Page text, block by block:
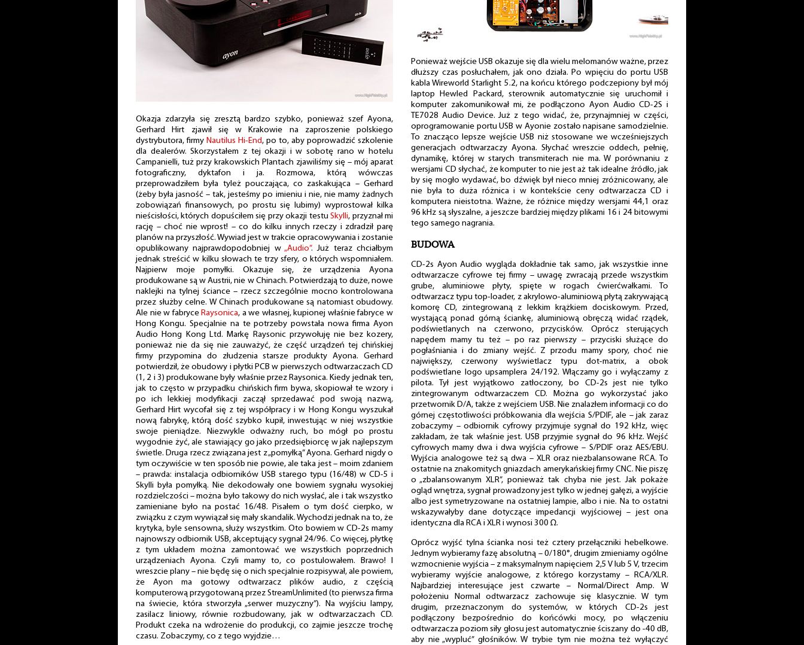
Okazja zdarzyła się zresztą bardzo szybko, ponieważ szef Ayona,
Gerhard Hirt zjawił się w Krakowie na zaproszenie polskiego
dystrybutora, firmy Nautilus Hi-End, po to, aby poprowadzić szkolenie
dla dealerów. Skorzystałem z tej okazji i w sobotę rano w hotelu
Campanielli, tuż przy krakowskich Plantach zjawiliśmy się – mój aparat
fotograficzny, dyktafon i ja. Rozmowa, którą wówczas
przeprowadziłem była tyleż pouczająca, co zaskakująca – Gerhard
(żeby była jasność – tak, jesteśmy po imieniu i nie, nie mamy żadnych
zobowiązań finansowych, po prostu się lubimy) wyprostował kilka
nieścisłości, których dopuściłem się przy okazji testuSkylli, przyznał mi
rację – choć nie wprost! – co do kilku innych rzeczy i zdradził parę
planów na przyszłość. Wywiad jest w trakcie opracowywania i zostanie
opublikowany najprawdopodobniej w „Audio”. Już teraz chciałbym
jednak streścić w kilku słowach te trzy sfery, o których wspomniałem.
Najpierw moje pomyłki. Okazuje się, że urządzenia Ayona
produkowane są w Austrii, nie w Chinach. Potwierdzają to duże, nowe
naklejki na tylnej ściance – rzecz szczególnie mocno kontrolowana
przez służby celne. W Chinach produkowane są natomiast obudowy.
Ale nie w fabryce Raysonica, a we własnej, kupionej właśnie fabryce w
Hong Kongu. Specjalnie na te potrzeby powstała nowa firma Ayon
Audio Hong Kong Ltd. Markę Raysonic przywołuję nie bez kozery,
ponieważ nie da się nie zauważyć, że część urządzeń tej chińskiej
firmy przypomina do złudzenia starsze produkty Ayona. Gerhard
potwierdził, że obudowy i płytki PCB w pierwszych odtwarzaczach CD
(1, 2 i 3) produkowane były właśnie przez Raysonica. Kiedy jednak ten,
jak to często w przypadku chińskich firm bywa, skopiował te wzory i
po ich lekkiej modyfikacji zaczął sprzedawać pod swoją nazwą,
Gerhard Hirt wycofał się z tej współpracy i w Hong Kongu wyszukał
nową fabrykę, którą dość szybko kupił, inwestując w niej wszystkie
swoje pieniądze. Niezwykle odważny ruch, bo mógł po prostu
wygodnie żyć, ale stawiający go jako przedsiębiorcę w jak najlepszym
świetle. Druga rzecz związana jest z „pomyłką” Ayona. Gerhard nigdy o
tym oczywiście w ten sposób nie powie, ale taka jest – moim zdaniem
– prawda: instalacja odbiorników USB starego typu (16/48) w CD-5 i
Skylli była pomyłką. Nie dekodowały one bowiem sygnału wysokiej
rozdzielczości – można było takowy do nich wysłać, ale i tak wszystko
zamieniane było na postać 16/48. Pisałem o tym dość cierpko, w
związku z czym wywiązał się mały skandalik. Wychodzi jednak na to, że
krytyka, byle sensowna, służy wszystkim. Oto bowiem w CD-2s mamy
najnowszy odbiornik USB, akceptujący sygnał 24/96. Co więcej, płytkę
z tym układem można zamontować we wszystkich poprzednich
urządzeniach Ayona. Czyli mamy to, co postulowałem. Brawo! I
wreszcie plany – nie będę się o nich specjalnie rozpisywał, ale powiem,
że Ayon ma gotowy odtwarzacz plików audio, z częścią
komputerową przygotowaną przez StreamUnlimited (to pierwsza firma
na świecie, która stworzyła „serwer muzyczny”). Na wyjściu lampy,
zasilacz liniowy, równie rozbudowany, jak w odtwarzaczach CD.
Produkt czeka na wdrożenie do produkcji, co zajmie jeszcze trochę
czasu. Zobaczymy, co z tego wyjdzie…
Ponieważ wejście USB okazuje się dla wielu melomanów ważne, przez
dłuższy czas posłuchałem, jak ono działa. Po wpięciu do portu USB
kabla Wireworld Starlight 5.2, na końcu którego podczepiony był mój
laptop Hewled Packard, sterownik automatycznie się uruchomił i
komputer zakomunikował mi, że podłączono Ayon Audio CD-2S i
TE7028 Audio Device. Już z tego widać, że, przynajmniej w części,
oprogramowanie portu USB w Ayonie zostało napisane samodzielnie.
To znacząco lepsze wejście USB niż stosowane we wcześniejszych
generacjach odtwarzaczy Ayona. Słychać wreszcie oddech, pełnię,
dynamikę, której w starych transmiterach nie ma. W porównaniu z
wersjami CD słychać, że komputer to nie jest aż tak idealne źródło, jak
by się mogło wydawać, bo dźwięk był nieco mniej zróżnicowany, ale
nie była to duża różnica i w kontekście ceny odtwarzacza CD i
komputera nieistotna. Ważne, że różnice między wersjami 44,1 oraz
96 kHz są słyszalne, a jeszcze bardziej między plikami 16 i 24 bitowymi
tego samego nagrania.
BUDOWA
CD-2s Ayon Audio wygląda dokładnie tak samo, jak wszystkie inne
odtwarzacze cyfrowe tej firmy – uwagę zwracają przede wszystkim
grube, aluminiowe płyty, spięte w rogach ćwierćwałkami. To
odtwarzacz typu top-loader, z akrylowo-aluminiową płytą zakrywającą
komorę CD, zintegrowaną z lekkim krążkiem dociskowym. Przed,
wystającą ponad górną ściankę, aluminiową obręczą widać rządek,
podświetlanych na czerwono, przycisków. Oprócz sterujących
napędem mamy tu też – po raz pierwszy – przyciski służące do
pogłaśniania i do zmiany wejść. Z przodu mamy spory, choć nie
największy, czerwony wyświetlacz typu dot-matrix, a obok
podświetlane logo upsamplera 24/192. Włączamy go i wyłączamy z
pilota. Tył jest wyjątkowo zatłoczony, bo CD-2s jest nie tylko
zintegrowanym odtwarzaczem CD. Można go wykorzystać jako
przetwornik D/A, także z wejściem USB. Nie znalazłem informacji co do
górnej częstotliwości próbkowania dla wejścia S/PDIF, ale – jak zaraz
zobaczymy – odbiornik cyfrowy przyjmuje sygnał do 192 kHz, więc
zakładam, że tak właśnie jest. USB przyjmie sygnał do 96 kHz. Wejść
cyfrowych mamy dwa i dwa wyjścia cyfrowe – S/PDIF oraz AES/EBU.
Wyjścia analogowe też są dwa – XLR oraz niezbalansowane RCA. To
ostatnie na znakomitych gniazdach amerykańskiej firmy CNC. Nie piszę
o „zbalansowanym XLR”, ponieważ tak chyba nie jest. Jak pokaże
ogląd wnętrza, sygnał prowadzony jest tylko w jednej gałęzi, a wyjście
albo jest symetryzowane na ostatniej lampie, albo i nie. Na to ostatni
wskazywałyby dane dotyczące impedancji wyjściowej – jest ona
identyczna dla RCA i XLR i wynosi 300 Ω.
Oprócz wyjść tylna ścianka nosi też cztery przełączniki hebelkowe.
Jednym wybieramy fazę absolutną – 0/180°, drugim zmieniamy ogólne
wzmocnienie wyjścia – z maksymalnym napięciem 2,5 V lub 5 V, trzecim
wybieramy wyjście analogowe, z którego korzystamy – RCA/XLR.
Najbardziej interesujące jest czwarte – Normal/Direct Amp. W
położeniu Normal odtwarzacz zachowuje się klasycznie. W tym
drugim, przeznaczonym do systemów, w których CD-2s jest
podłączony bezpośrednio do końcówki mocy, po włączeniu
odtwarzacza poziom siły głosu jest automatycznie ściszany do -40 dB,
aby nie „wypluć” głośników. W trybie tym nie można też wyłączyć